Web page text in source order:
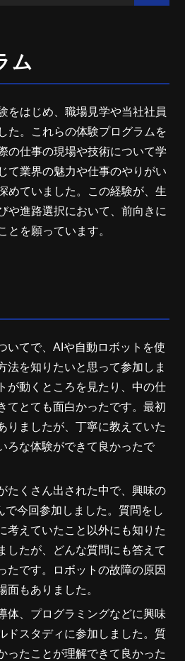
ム
をはじめ、職場見学や当社社員
た。これらの体験プログラムを
の仕事の現場や技術について学
て業界の魅力や仕事のやりがい
めていました。この経験が、生
や進路選択において、前向きに
とを願っています。
いてで、AIや自動ロボットを使
法を知りたいと思って参加しま
が動くところを見たり、中の仕
てとても面白かったです。最初
りましたが、丁寧に教えていた
ろな体験ができて良かったで
たくさん出された中で、興味の
で今回参加しました。質問をし
考えていたこと以外にも知りた
したが、どんな質問にも答えて
たです。ロボットの故障の原因
面もありました。
体、プログラミングなどに興味
ドスタディに参加しました。質
ったことが理解できて良かった